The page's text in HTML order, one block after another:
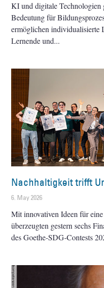
KI und digitale Technologien
Bedeutung für
ermöglichen individualisierte
Lernende und
Nachhaltigkeit trifft
6. May 2026
Mit innovativen Ideen für
überzeugten gestern sechs
des Goethe-SDG-Contests